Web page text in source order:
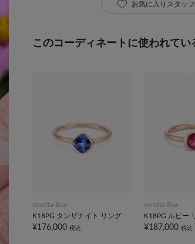
お気に入りスタッ
このコーディネートに使われてい
veretta 8va
K18PG タンザナイト リング
¥176,000 税込
veretta 8va
K18PG ルビー
¥187,000 税込